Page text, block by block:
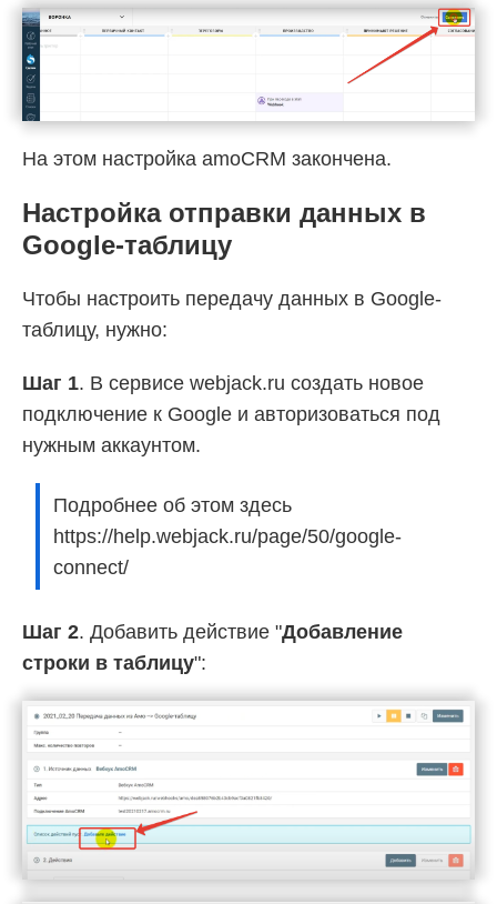
На этом настройка amoCRM закончена.
Настройка отправки данных в
Google-таблицу
Чтобы настроить передачу данных в Google-
таблицу, нужно:
Шаг 1. В сервисе webjack.ru создать новое
подключение к Google и авторизоваться под
нужным аккаунтом.
Подробнее об этом здесь
https://help.webjack.ru/page/50/google-
connect/
Шаг 2. Добавить действие "Добавление
строки в таблицу":